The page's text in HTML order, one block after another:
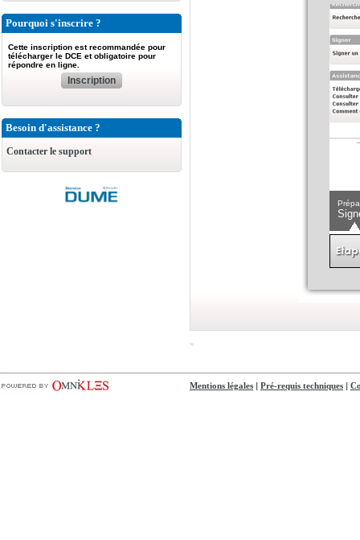
Pourquoi s'inscrire ?
Cette inscription est recommandée pour
télécharger le DCE et obligatoire pour
répondre en ligne.
Inscription
Besoin d'assistance ?
Contacter le support
Mentions légales Pré-requis techniques